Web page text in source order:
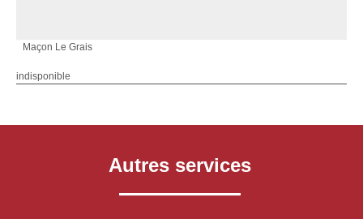
Maçon Le Grais
indisponible
Autres services